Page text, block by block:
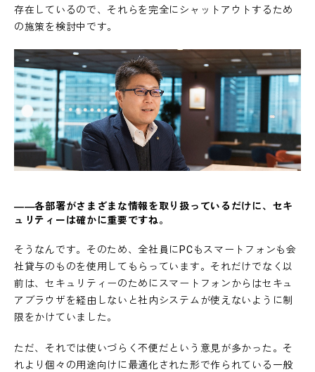
存在しているので、それらを完全にシャットアウトするため
の施策を検討中です。
――各部署がさまざまな情報を取り扱っているだけに、セキ
ュリティーは確かに重要ですね。
そうなんです。そのため、全社員にPCもスマートフォンも会
社貸与のものを使用してもらっています。それだけでなく以
前は、セキュリティーのためにスマートフォンからはセキュ
アブラウザを経由しないと社内システムが使えないように制
限をかけていました。
ただ、それでは使いづらく不便だという意見が多かった。そ
れより個々の用途向けに最適化された形で作られている一般